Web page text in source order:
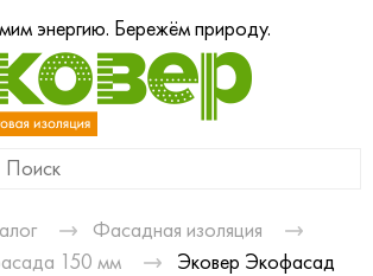
энергию. Бережём природу.
Фасадная изоляция
150 мм
Эковер Экофасад